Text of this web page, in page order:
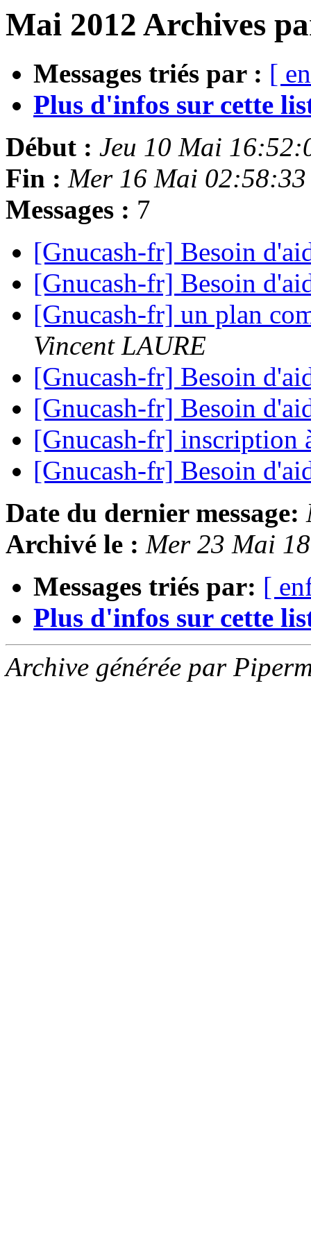
Mai 2012 Archives
Messages triés par : [
Plus d'infos sur cette
Début : Jeu 10 Mai
Fin : Mer 16 Mai
Messages : 7
[Gnucash-fr] Besoin
[Gnucash-fr] Besoin
[Gnucash-fr] un plan
Vincent LAURE
[Gnucash-fr] Besoin
[Gnucash-fr] Besoin
[Gnucash-fr] inscription
[Gnucash-fr] Besoin
Date du dernier message:
Archivé le : Mer 23 Mai
Messages triés par: [
Plus d'infos sur cette
Archive générée par